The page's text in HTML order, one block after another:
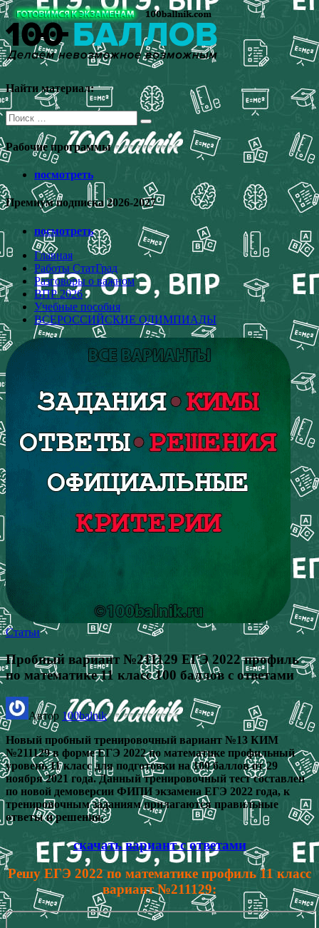
Перейти
к
содержимому
Найти материал:
Поиск
для:
Рабочие программы
посмотреть
Премиум подписка 2026-2027
посмотреть
Главная
Работы СтатГрад
Разговоры о важном
ВПР 2026
Учебные пособия
ВСЕРОССИЙСКИЕ ОЛИМПИАДЫ
Статьи
Пробный вариант №211129 ЕГЭ 2022 профиль
по математике 11 класс 100 баллов с ответами
Автор 100balnik
Новый пробный тренировочный вариант №13 КИМ
№211129 в форме ЕГЭ 2022 по математике профильный
уровень 11 класс для подготовки на 100 баллов от 29
ноября 2021 года. Данный тренировочный тест составлен
по новой демоверсии ФИПИ экзамена ЕГЭ 2022 года, к
тренировочным заданиям прилагаются правильные
ответы и решения.
скачать вариант с ответами
Решу ЕГЭ 2022 по математике профиль 11 класс
вариант №211129: